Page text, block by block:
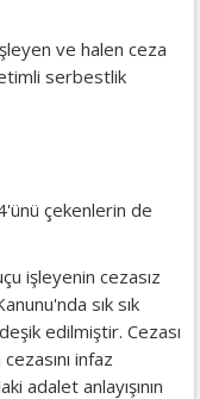
ve halen ceza
serbestlik
çekenlerin de
işleyenin cezasız
sık sık
edilmiştir. Cezası
infaz
adalet anlayışının